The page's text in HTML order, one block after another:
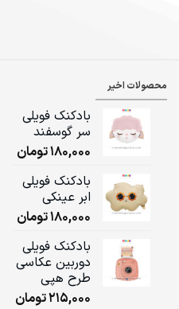
محصولات اخیر
بادکنک فویلی
سر گوسفند
180,000تومان
بادکنک فویلی
ابر عینکی
180,000تومان
بادکنک فویلی
دوربین عکاسی
طرح هپی
215,000تومان